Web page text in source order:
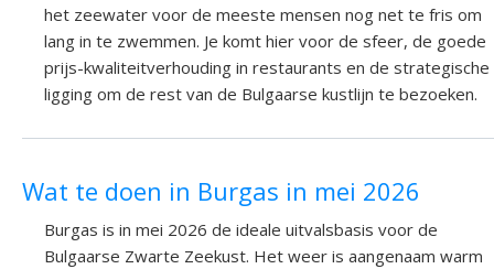
het zeewater voor de meeste mensen nog net te fris om
lang in te zwemmen. Je komt hier voor de sfeer, de goede
prijs-kwaliteitverhouding in restaurants en de strategische
ligging om de rest van de Bulgaarse kustlijn te bezoeken.
Wat te doen in Burgas in mei 2026
Burgas is in mei 2026 de ideale uitvalsbasis voor de
Bulgaarse Zwarte Zeekust. Het weer is aangenaam warm